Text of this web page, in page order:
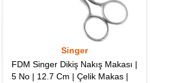
Singer
FDM Singer Dikiş Nakış Makası |
5 No | 12.7 Cm | Çelik Makas |